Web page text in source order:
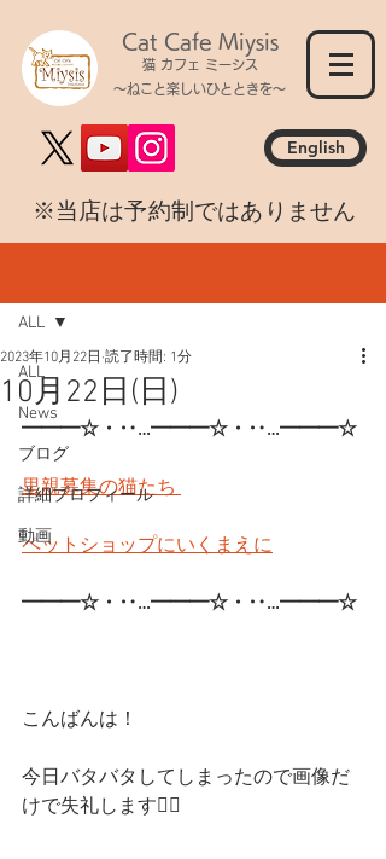
Cat Cafe Miysis
猫 カフェ ミーシス
～ねこと楽しいひとときを～
English
​※当店は予約制ではありません
ALL
News
ブログ
詳細プロフィール
動画
ALL
10月22日(日)
2023年10月22日 読了時間: 1分
━━━☆・‥…━━━☆・‥…━━━☆
里親募集の猫たち
ペットショップにいくまえに
━━━☆・‥…━━━☆・‥…━━━☆
こんばんは！
今日バタバタしてしまったので画像だ
けで失礼します🙇‍♂️